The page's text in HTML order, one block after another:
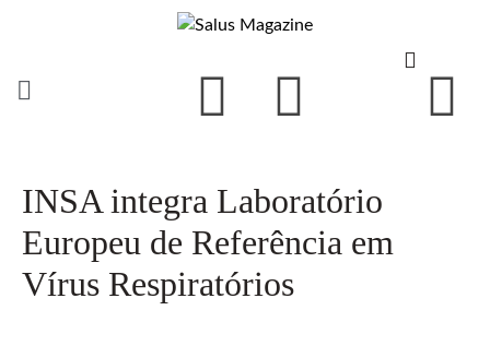
INSA integra Laboratório
Europeu de Referência em
Vírus Respiratórios